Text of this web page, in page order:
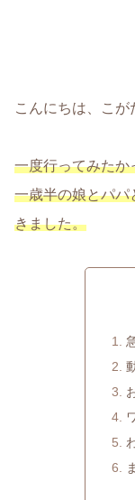
こんにちは、こが
一度行ってみたか
一歳半の娘とパパ
きました。